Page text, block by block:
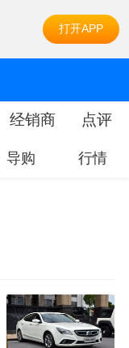
打开APP
经销商 点评
导购 行情